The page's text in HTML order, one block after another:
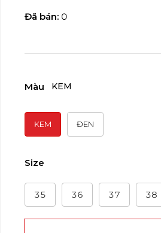
Đã bán: 0
Màu KEM
KEM ĐEN
Size
35 36 37 38